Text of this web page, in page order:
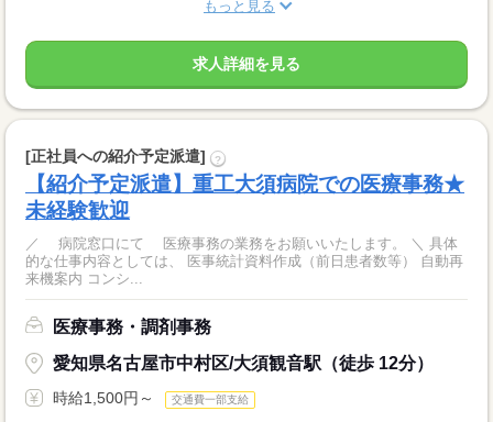
もっと見る
求人詳細を見る
[正社員への紹介予定派遣] ?
【紹介予定派遣】重工大須病院での医療事務★
未経験歓迎
／ 病院窓口にて 医療事務の業務をお願いいたします。 ＼ 具体
的な仕事内容としては、 医事統計資料作成（前日患者数等） 自動再
来機案内 コンシ...
医療事務・調剤事務
愛知県名古屋市中村区/大須観音駅（徒歩 12分）
時給1,500円～ 交通費一部支給